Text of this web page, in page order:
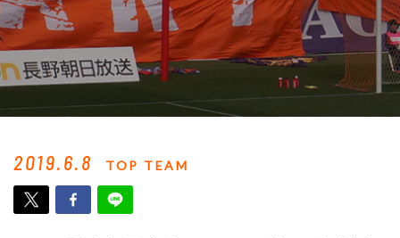
2019.6.8 TOP TEAM